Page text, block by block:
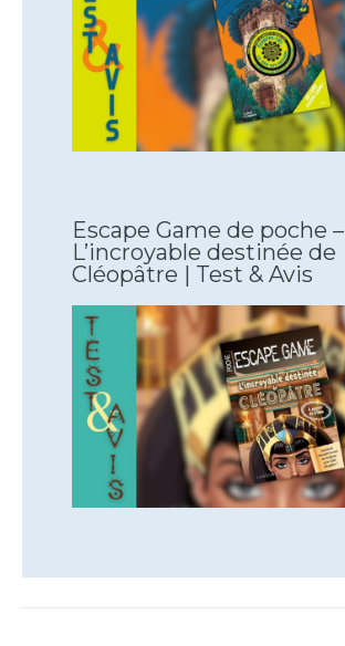
Escape Game de poche –
L’incroyable destinée de
Cléopâtre | Test & Avis